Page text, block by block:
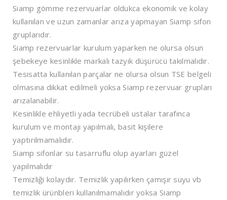
Siamp gömme rezervuarlar oldukca ekonomik ve kolay
kullanılan ve uzun zamanlar arıza yapmayan Siamp sifon
gruplarıdır.
Siamp rezervuarlar kurulum yaparken ne olursa olsun
şebekeye kesinlikle markalı tazyik düşürücü takılmalıdır.
Tesisatta kullanılan parçalar ne olursa olsun TSE belgeli
olmasına dikkat edilmeli yoksa Siamp rezervuar grupları
arızalanabilir.
Kesinlikle ehliyetli yada tecrübeli ustalar tarafınca
kurulum ve montajı yapılmalı, basit kişilere
yaptırılmamalıdır.
Siamp sifonlar su tasarruflu olup ayarları güzel
yapılmalıdır
Temizliği kolaydır. Temizlik yapılırken çamışır suyu vb
temizlik ürünbleri kullanılmamalıdır yoksa Siamp